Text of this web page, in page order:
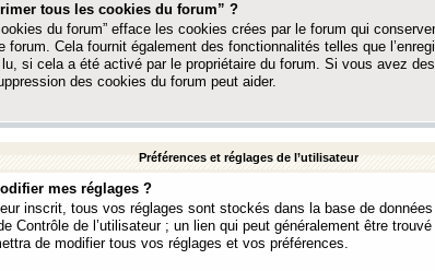
tous les cookies du forum” ?
du forum” efface les cookies crées par le forum qui
forum. Cela fournit également des fonctionnalités telles que
si cela a été activé par le propriétaire du forum. Si vous avez
des cookies du forum peut aider.
Préférences et réglages de l’utilisateur
mes réglages ?
inscrit, tous vos réglages sont stockés dans la base de
Contrôle de l’utilisateur ; un lien qui peut généralement être
de modifier tous vos réglages et vos préférences.